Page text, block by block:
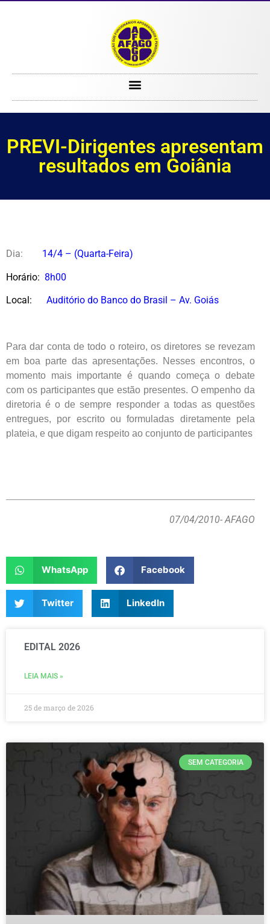
PREVI-Dirigentes apresentam
resultados em Goiânia
Dia: 14/4 – (Quarta-Feira)
Horário: 8h00
Local: Auditório do Banco do Brasil – Av. Goiás
Para dar conta de todo o roteiro, os diretores se revezam
em boa parte das apresentações. Nesses encontros, o
momento mais importante é quando começa o debate
com os participantes que estão presentes. O empenho da
diretoria é o de sempre responder a todas as questões
entregues, por escrito ou formuladas diretamente pela
plateia, e que digam respeito ao conjunto de participantes
07/04/2010- AFAGO
WhatsApp Facebook
Twitter LinkedIn
EDITAL 2026
LEIA MAIS »
25 de março de 2026
SEM CATEGORIA